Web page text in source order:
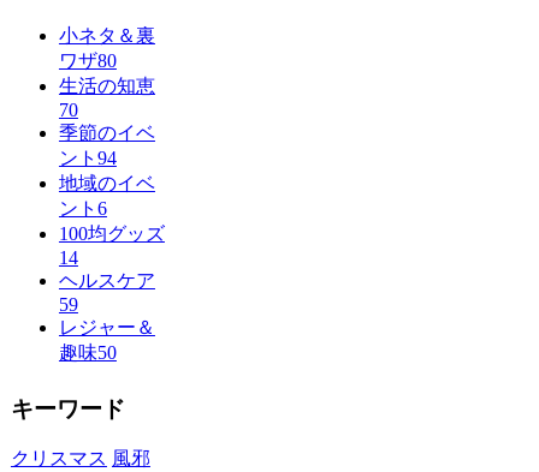
小ネタ＆裏
ワザ80
生活の知恵
70
季節のイベ
ント 94
地域のイベ
ント 6
100均グッズ
14
ヘルスケア
59
レジャー＆
趣味50
キーワード
クリスマス 風邪